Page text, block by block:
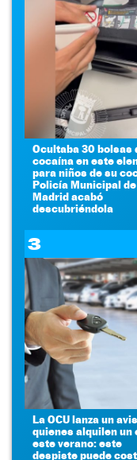
Ocultaba 30 bolsas
cocaína en este
para niños de su
Policía Municipal de
Madrid acabó
descubriéndola
3
La OCU lanza un
quienes alquilen un
este verano: este
despiste puede